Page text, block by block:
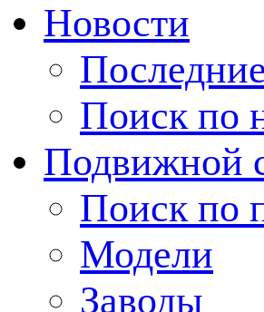
Новости
Поиск по
Подвижной
Поиск по
Модели
Заводы